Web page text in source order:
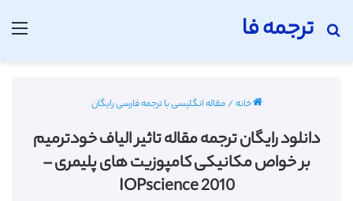
ترجمه فا
جستجو برای
خانه/مقاله انگلیسی با ترجمه فارسی رایگان
دانلود رایگان ترجمه مقاله تاثیر الیاف خودترمیم
بر خواص مکانیکی کامپوزیت های پلیمری –
IOPscience 2010